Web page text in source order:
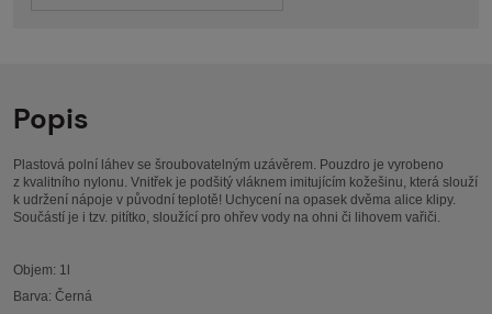
Popis
Plastová polní láhev se šroubovatelným uzávěrem. Pouzdro je vyrobeno
z kvalitního nylonu. Vnitřek je podšitý vláknem imitujícím kožešinu, která slouží
k udržení nápoje v původní teplotě! Uchycení na opasek dvěma alice klipy.
Součástí je i tzv. pitítko, sloužící pro ohřev vody na ohni či lihovem vařiči.
Objem: 1l
Barva: Černá